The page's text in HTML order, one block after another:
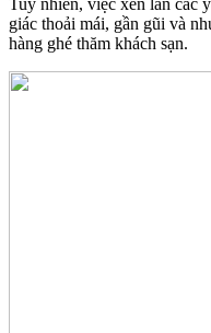
giác thoải mái, gần gũi và
hàng ghé thăm khách sạn.